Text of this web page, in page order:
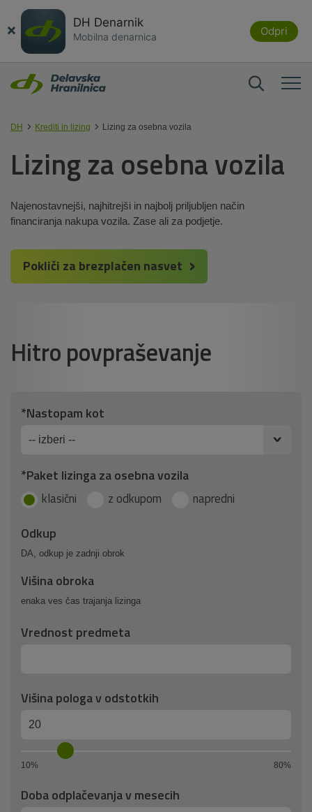
× DH Denarnik
Mobilna denarnica Odpri
DH Krediti in lizing Lizing za osebna vozila
Lizing za osebna vozila
Najenostavnejši, najhitrejši in najbolj priljubljen način
financiranja nakupa vozila. Zase ali za podjetje.
Pokliči za brezplačen nasvet
Hitro povpraševanje
Obrazec
lizing
*Nastopam kot
*Paket lizinga za osebna vozila
klasični z odkupom napredni
Odkup
DA, odkup je zadnji obrok
Višina obroka
enaka ves čas trajanja lizinga
Vrednost predmeta
Višina pologa v odstotkih
10% 80%
Doba odplačevanja v mesecih